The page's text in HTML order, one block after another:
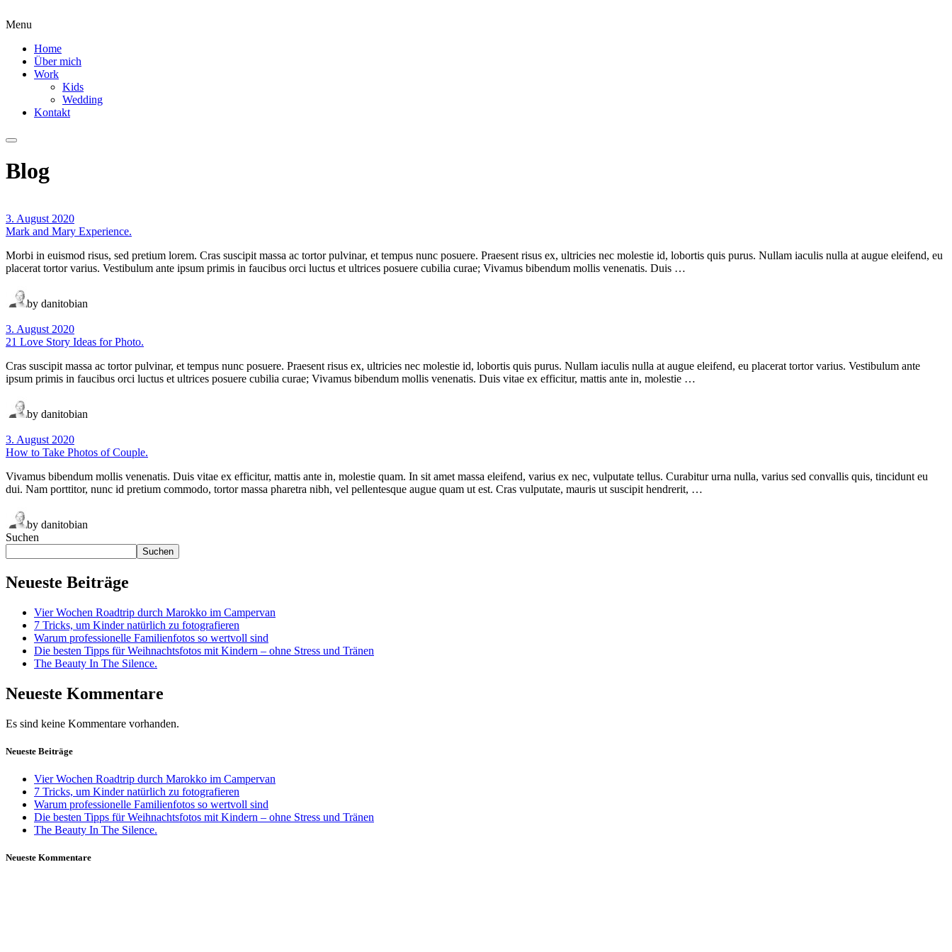
Menu
Home
Über mich
Work
Kids
Wedding
Kontakt
Blog
3. August 2020
Mark and Mary Experience.
Morbi in euismod risus, sed pretium lorem. Cras suscipit massa ac tortor pulvinar, et tempus nunc posuere. Praesent risus ex, ultricies nec molestie id, lobortis quis purus. Nullam iaculis nulla at augue eleifend, eu
placerat tortor varius. Vestibulum ante ipsum primis in faucibus orci luctus et ultrices posuere cubilia curae; Vivamus bibendum mollis venenatis. Duis …
by danitobian
3. August 2020
21 Love Story Ideas for Photo.
Cras suscipit massa ac tortor pulvinar, et tempus nunc posuere. Praesent risus ex, ultricies nec molestie id, lobortis quis purus. Nullam iaculis nulla at augue eleifend, eu placerat tortor varius. Vestibulum ante
ipsum primis in faucibus orci luctus et ultrices posuere cubilia curae; Vivamus bibendum mollis venenatis. Duis vitae ex efficitur, mattis ante in, molestie …
by danitobian
3. August 2020
How to Take Photos of Couple.
Vivamus bibendum mollis venenatis. Duis vitae ex efficitur, mattis ante in, molestie quam. In sit amet massa eleifend, varius ex nec, vulputate tellus. Curabitur urna nulla, varius sed convallis quis, tincidunt eu
dui. Nam porttitor, nunc id pretium commodo, tortor massa pharetra nibh, vel pellentesque augue quam ut est. Cras vulputate, mauris ut suscipit hendrerit, …
by danitobian
Suchen
Suchen
Neueste Beiträge
Vier Wochen Roadtrip durch Marokko im Campervan
7 Tricks, um Kinder natürlich zu fotografieren
Warum professionelle Familienfotos so wertvoll sind
Die besten Tipps für Weihnachtsfotos mit Kindern – ohne Stress und Tränen
The Beauty In The Silence.
Neueste Kommentare
Es sind keine Kommentare vorhanden.
Neueste Beiträge
Vier Wochen Roadtrip durch Marokko im Campervan
7 Tricks, um Kinder natürlich zu fotografieren
Warum professionelle Familienfotos so wertvoll sind
Die besten Tipps für Weihnachtsfotos mit Kindern – ohne Stress und Tränen
The Beauty In The Silence.
Neueste Kommentare